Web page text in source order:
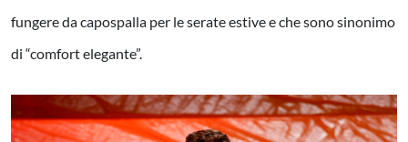
fungere da capospalla per le serate estive e che sono sinonimo
di “comfort elegante”.